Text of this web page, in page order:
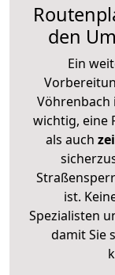
den
Ein
Vöhrenbach
wichtig, eine
als auch
ist.
Spezialisten
damit Sie